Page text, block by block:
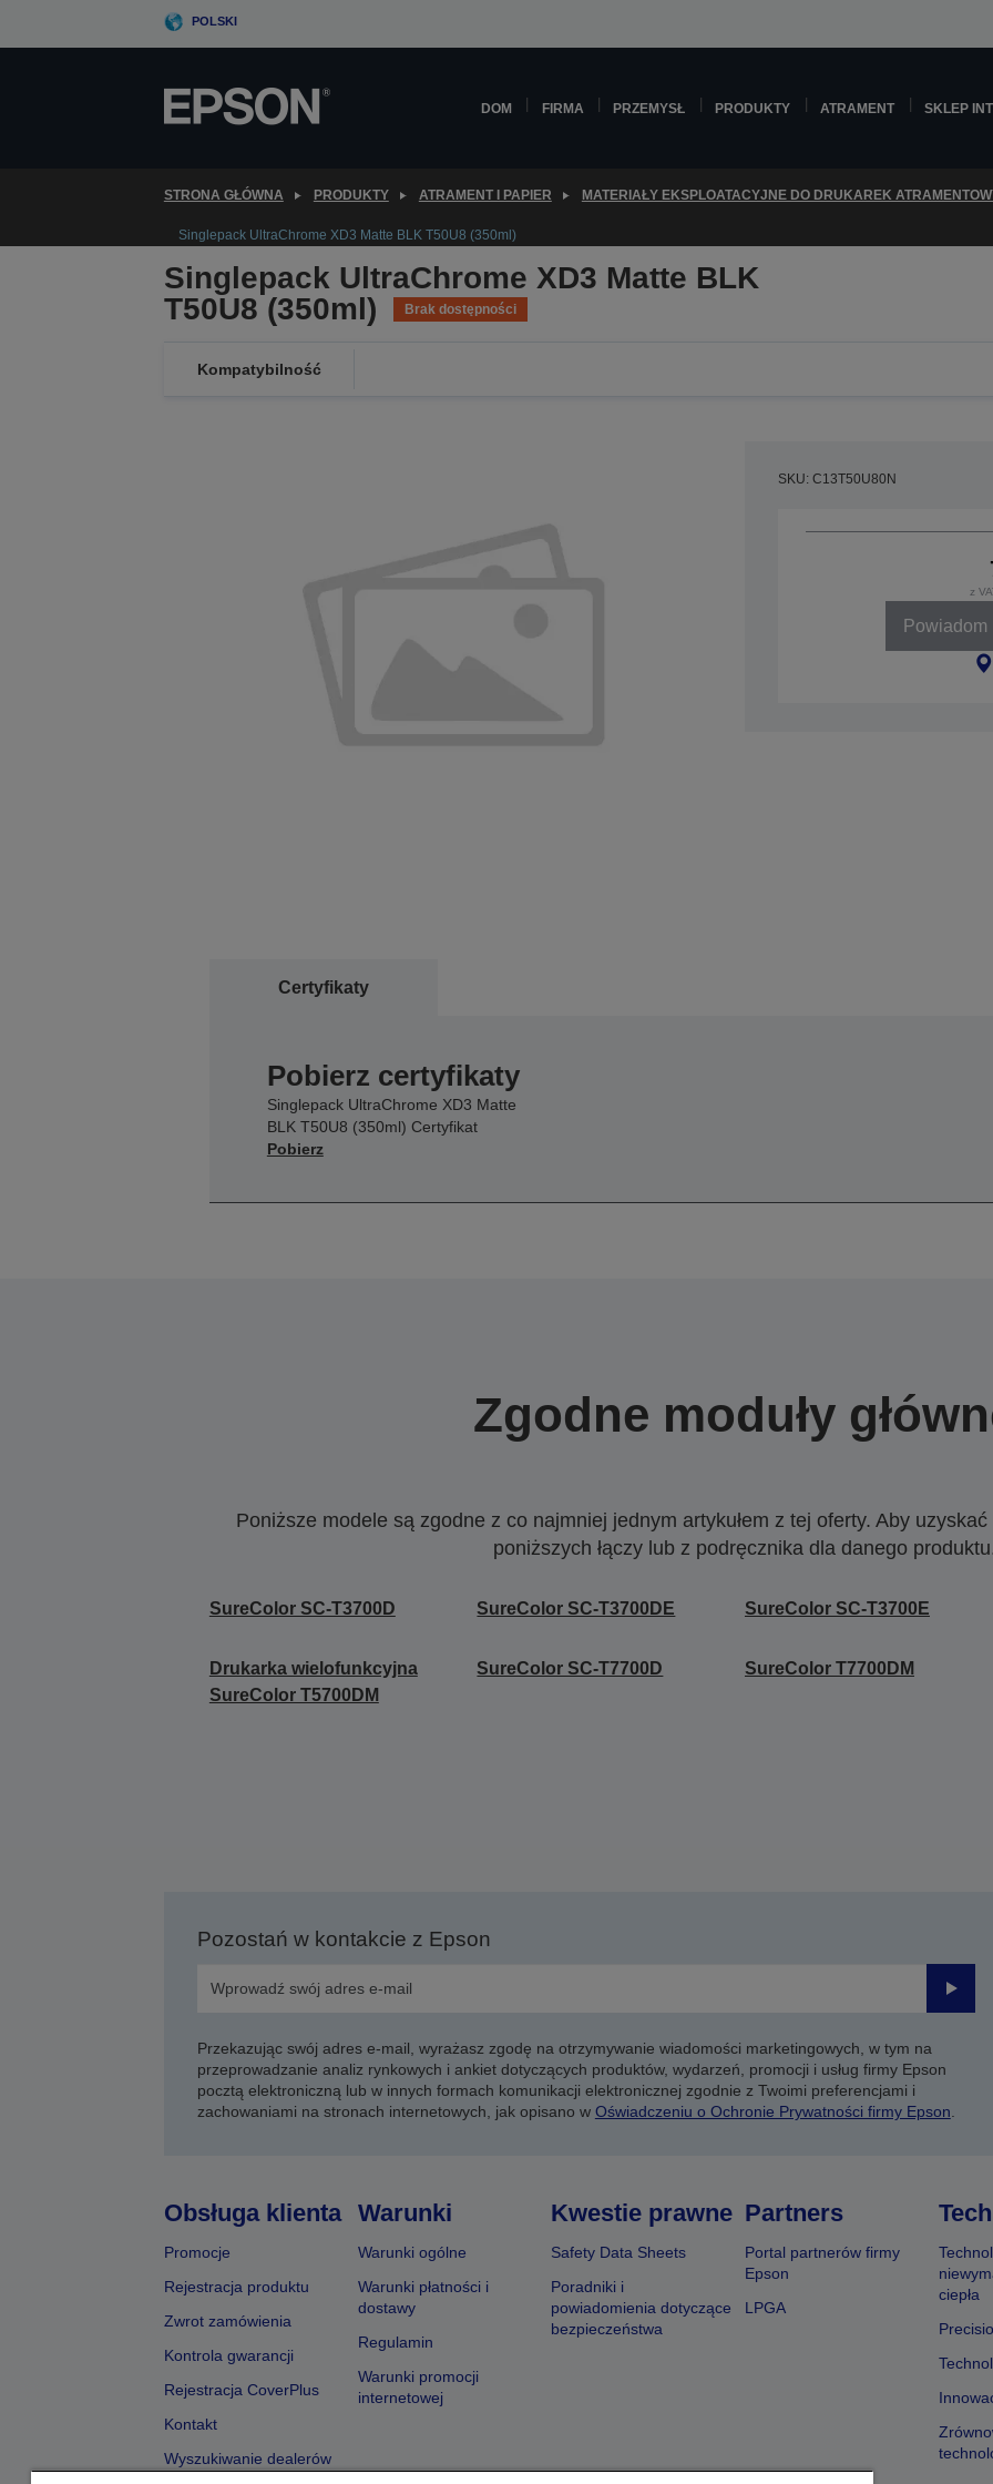
POLSKI
DOM FIRMA PRZEMYSŁ PRODUKTY ATRAMENT SKLEP
STRONA GŁÓWNA PRODUKTY ATRAMENT I PAPIER MATERIAŁY EKSPLOATACYJNE DO DRUKAREK
Singlepack UltraChrome XD3 Matte BLK T50U8 (350ml)
Singlepack UltraChrome XD3 Matte BLK
T50U8 (350ml)
Brak dostępności
Kompatybilność
SKU: C13T50U80N
z
Certyfikaty
Pobierz certyfikaty
Singlepack UltraChrome XD3 Matte
BLK T50U8 (350ml) Certyfikat
Pobierz
Zgodne moduły
Poniższe modele są zgodne z co najmniej jednym artykułem z tej oferty. Aby
poniższych łączy lub z podręcznika dla danego
SureColor SC-T3700D SureColor SC-T3700DE SureColor SC-T3700E
Drukarka wielofunkcyjna
SureColor T5700DM
SureColor SC-T7700D SureColor T7700DM
Pozostań w kontakcie z Epson
Przekazując swój adres e-mail, wyrażasz zgodę na otrzymywanie wiadomości marketingowych, w tym na
przeprowadzanie analiz rynkowych i ankiet dotyczących produktów, wydarzeń, promocji i usług firmy Epson
pocztą elektroniczną lub w innych formach komunikacji elektronicznej zgodnie z Twoimi preferencjami i
zachowaniami na stronach internetowych, jak opisano w Oświadczeniu o Ochronie Prywatności firmy Epson
Obsługa klienta
Promocje
Rejestracja produktu
Zwrot zamówienia
Kontrola gwarancji
Rejestracja CoverPlus
Kontakt
Wyszukiwanie dealerów
Warunki
Warunki ogólne
Warunki płatności i
dostawy
Regulamin
Warunki promocji
internetowej
Kwestie prawne
Safety Data Sheets
Poradniki i
powiadomienia dotyczące
bezpieczeństwa
Partners
Portal partnerów firmy
Epson
LPGA
ciepła